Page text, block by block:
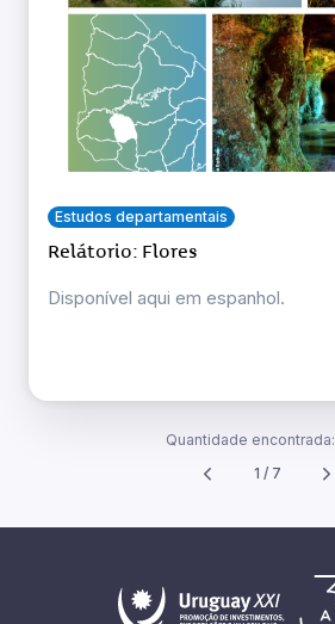
Estudos departamentais
Relátorio: Flores
Disponível aqui em espanhol.
Quantidade encontrada:
1 / 7